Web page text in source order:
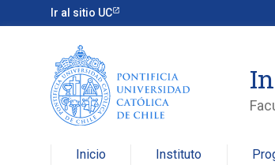
Ir al sitio UC
Inicio Instituto